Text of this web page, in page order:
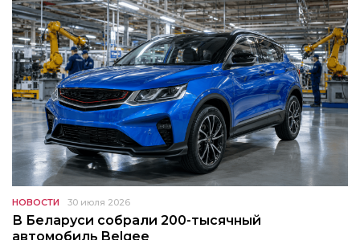
НОВОСТИ 30 июля 2026
В Беларуси собрали 200-тысячный
автомобиль Belgee